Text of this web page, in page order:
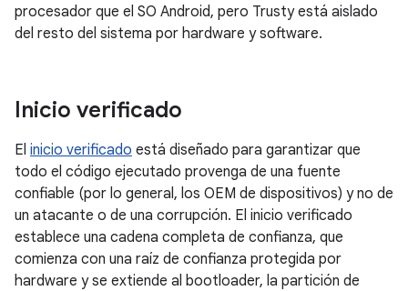
procesador que el SO Android, pero Trusty está aislado
del resto del sistema por hardware y software.
Inicio verificado
El inicio verificado está diseñado para garantizar que
todo el código ejecutado provenga de una fuente
confiable (por lo general, los OEM de dispositivos) y no de
un atacante o de una corrupción. El inicio verificado
establece una cadena completa de confianza, que
comienza con una raíz de confianza protegida por
hardware y se extiende al bootloader, la partición de